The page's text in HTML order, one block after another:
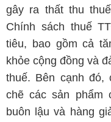
gây ra thất thu
Chính sách thuế
tiêu, bao gồm cả
khỏe cộng đồng và
thuế. Bên cạnh đó,
chẽ các sản phẩm
buôn lậu và hàng